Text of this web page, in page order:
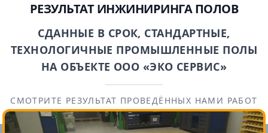
РЕЗУЛЬТАТ ИНЖИНИРИНГА ПОЛОВ
СДАННЫЕ В СРОК, СТАНДАРТНЫЕ,
ТЕХНОЛОГИЧНЫЕ ПРОМЫШЛЕННЫЕ ПОЛЫ
НА ОБЪЕКТЕ ООО «ЭКО СЕРВИС»
СМОТРИТЕ РЕЗУЛЬТАТ ПРОВЕДЁННЫХ НАМИ РАБОТ